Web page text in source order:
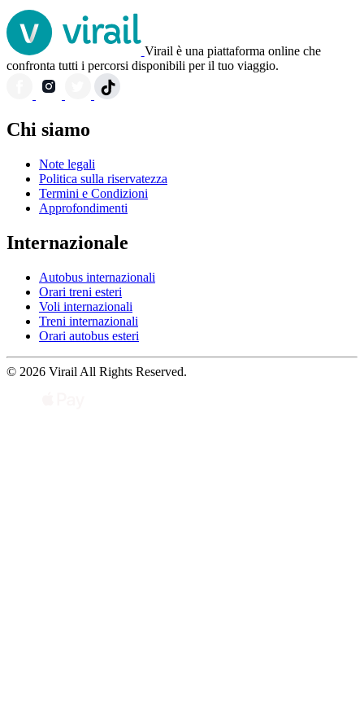
Virail è una piattaforma online che
confronta tutti i percorsi disponibili per il tuo viaggio.
Chi siamo
Note legali
Politica sulla riservatezza
Termini e Condizioni
Approfondimenti
Internazionale
Autobus internazionali
Orari treni esteri
Voli internazionali
Treni internazionali
Orari autobus esteri
© 2026 Virail All Rights Reserved.